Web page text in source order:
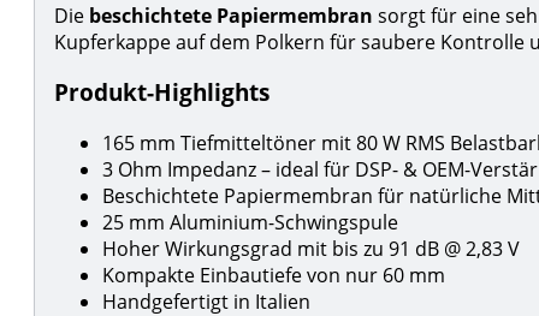
Die beschichtete Papiermembran sorgt für eine
Kupferkappe auf dem Polkern für saubere Kontrolle
Produkt-Highlights
165 mm Tiefmitteltöner mit 80 W RMS
3 Ohm Impedanz – ideal für DSP- & OEM-
Beschichtete Papiermembran für natürliche
25 mm Aluminium-Schwingspule
Hoher Wirkungsgrad mit bis zu 91 dB @ 2,83 V
Kompakte Einbautiefe von nur 60 mm
Handgefertigt in Italien